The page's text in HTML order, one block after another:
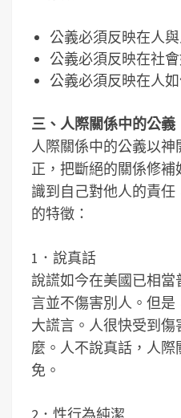
公義必須反映在人
公義必須反映在社
公義必須反映在人
三、人際關係中的公義
人際關係中的公義以
正，把斷絕的關係修
識到自己對他人的責
的特徵：
1．說真話
說謊如今在美國已相
言並不傷害別人。但
大謊言。人很快受到
麼。人不說真話，人
免。